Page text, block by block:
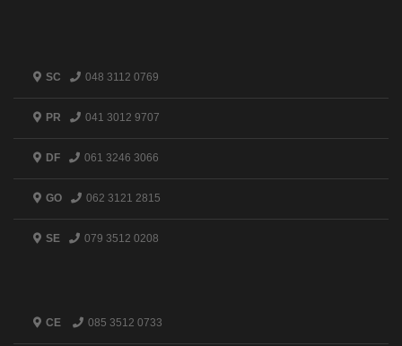
SC 048 3112 0769
PR 041 3012 9707
DF 061 3246 3066
GO 062 3121 2815
SE 079 3512 0208
CE 085 3512 0733